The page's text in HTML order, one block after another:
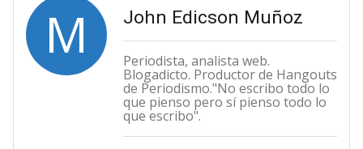
M John Edicson Muñoz
Periodista, analista web.
Blogadicto. Productor de Hangouts
de Periodismo."No escribo todo lo
que pienso pero sí pienso todo lo
que escribo".